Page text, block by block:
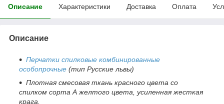
Описание Характеристики Доставка Оплата
Описание
Перчатки спилковые комбинированные
особопрочные (тип Русские львы)
Плотная смесовая ткань красного цвета со
спилком сорта А желтого цвета, усиленная жесткая
крага.